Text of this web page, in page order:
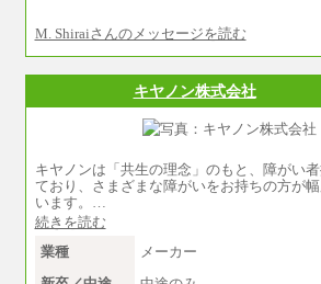
※上記に加え、所定労働
ん。
中途：
＜募集各社・全職種共通＞
※試用期間中の給与に変更
M. Shiraiさんのメッセージを読む
キヤノン株式会社
キヤノンは「共生の理念」のもと、障がい
ており、さまざまな障がいをお持ちの方が
います。…
続きを読む
業種
メーカー